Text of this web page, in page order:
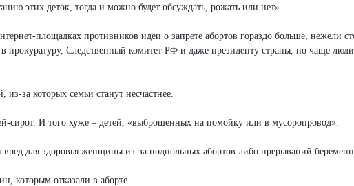
этих деток, тогда и можно будет обсуждать, рожать или нет».
площадках противников идеи о запрете абортов гораздо больше, нежели
прокуратуру, Следственный комитет РФ и даже президенту страны, но чаще
за которых семьи станут несчастнее.
сирот. И того хуже – детей, «выброшенных на помойку или в мусоропровод».
для здоровья женщины из-за подпольных абортов либо прерываний
которым отказали в аборте.